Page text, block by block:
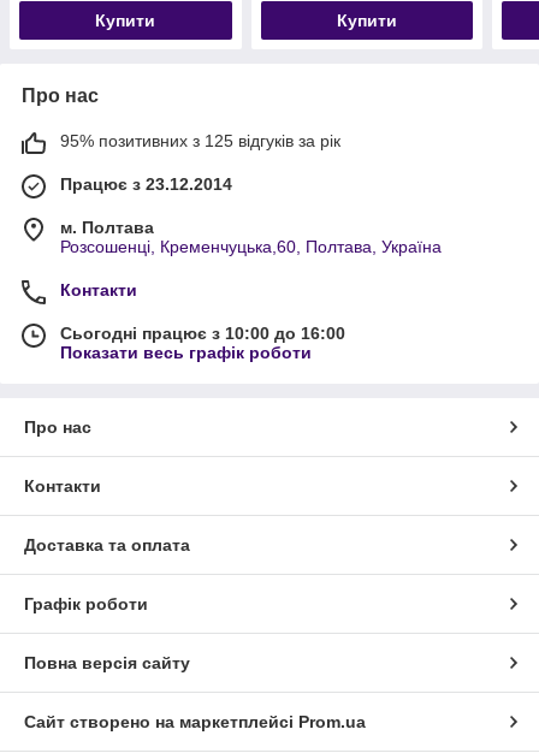
Купити Купити
Про нас
95% позитивних з 125 відгуків за рік
Працює з 23.12.2014
м. Полтава
Розсошенці, Кременчуцька,60, Полтава, Україна
Контакти
Сьогодні працює з 10:00 до 16:00
Показати весь графік роботи
Про нас
Контакти
Доставка та оплата
Графік роботи
Повна версія сайту
Сайт створено на маркетплейсі Prom.ua